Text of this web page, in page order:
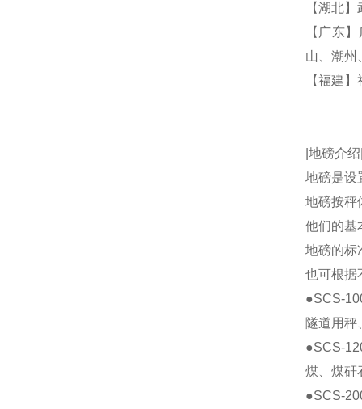
【湖北
【广东
山、潮州
【福建
|地磅介
地磅是设
地磅按秤
他们的基
地磅的标
也可根据
●SCS-
隧道用秤
●SCS-
煤、煤矸
●SCS-